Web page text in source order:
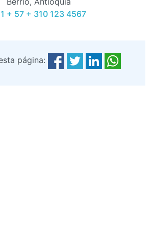
+ 57 + 310 123 4567
página: